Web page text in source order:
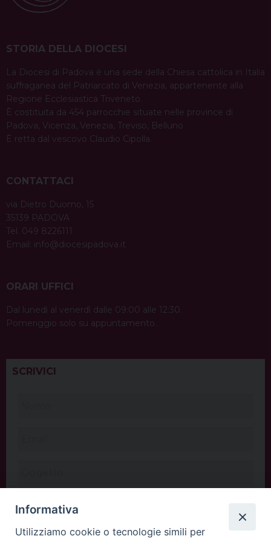
STORIA DELLA DIOCESI
La Diocesi di Padova è una sede della Chiesa cattolica in Italia
suffraganea del Patriarcato di Venezia, appartenente alla
Regione Ecclesiastica Triveneto.
È costituita da 454 parrocchie situate nelle province di
Padova, Vicenza, Venezia, Treviso, Belluno.
È retta dal vescovo Claudio Cipolla.
CONTATTACI
via Dietro Duomo, 15
35139 PADOVA
Tel. 049 8226111
Email: info@diocesipadova.it
ORARI UFFICI
Dal lunedì al venerdì dalle 09:00 alle 12:30.
Pomeriggio solo su appuntamento.
SCRIVICI
Informativa
Utilizziamo cookie o tecnologie simili per